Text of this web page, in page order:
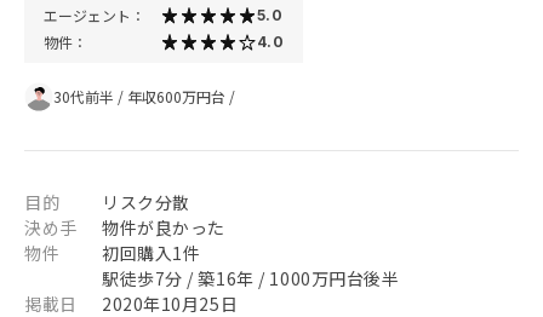
エージェント： 5.0
物件： 4.0
30代前半 / 年収600万円台 /
目的
リスク分散
決め手
物件が良かった
物件
初回購入1件
駅徒歩7分 / 築16年 / 1000万円台後半
掲載日
2020年10月25日